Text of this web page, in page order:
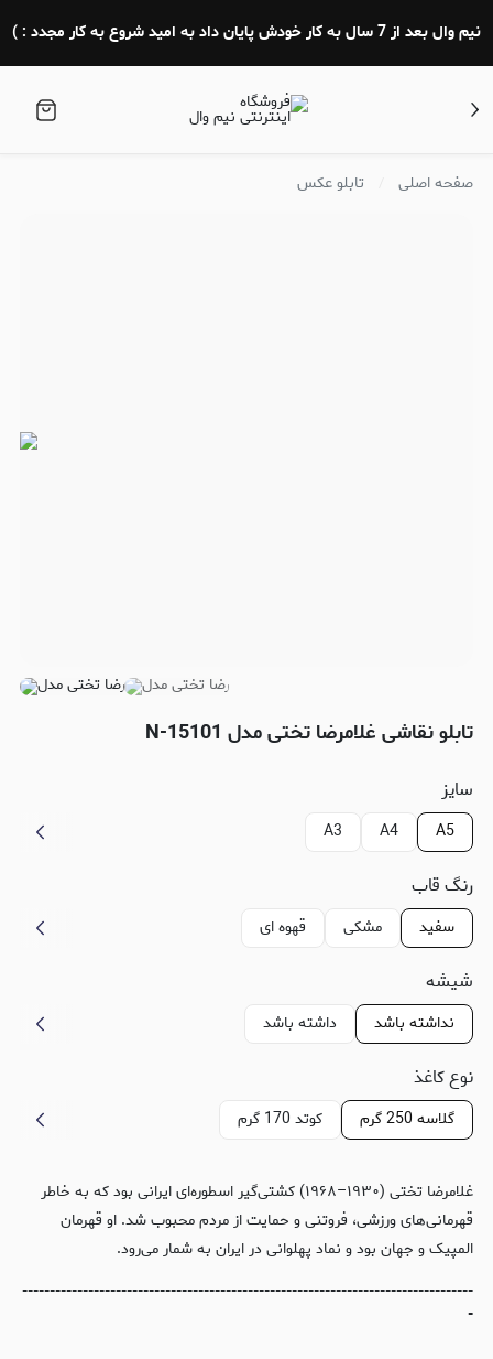
نیم وال بعد از 7 سال به کار خودش پایان داد به امید شروع به کار مجدد : )
صفحه اصلی تابلو عکس
تابلو نقاشی غلامرضا تختی مدل N-15101
سایز
A5
A4
A3
رنگ قاب
سفید مشکی قهوه ای
شیشه
نداشته باشد داشته باشد
نوع کاغذ
گلاسه 250 گرم کوتد 170 گرم
غلامرضا تختی (۱۹۳۰–۱۹۶۸) کشتی‌گیر اسطوره‌ای ایرانی بود که به خاطر
قهرمانی‌های ورزشی، فروتنی و حمایت از مردم محبوب شد. او قهرمان
المپیک و جهان بود و نماد پهلوانی در ایران به شمار می‌رود.
----------------------------------------------------------------------------------
-